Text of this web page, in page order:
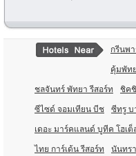
กรีนพ
คุ้มพัท
ชลจันทร์ พัทยา รีสอร์ท ชิค
ซีไซด์ จอมเทียน บีช ซีทรู บ
เดอะ มาร์คแลนด์ บูทีค โฮเต็
ไทย การ์เด้น รีสอร์ท นันทร